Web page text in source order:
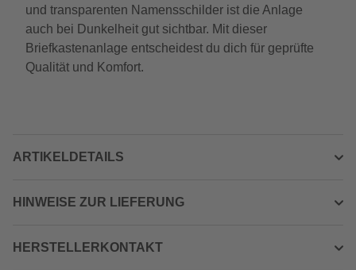
und transparenten Namensschilder ist die Anlage
auch bei Dunkelheit gut sichtbar. Mit dieser
Briefkastenanlage entscheidest du dich für geprüfte
Qualität und Komfort.
ARTIKELDETAILS
HINWEISE ZUR LIEFERUNG
HERSTELLERKONTAKT